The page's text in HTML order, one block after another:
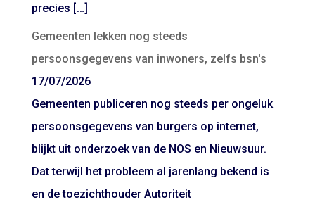
precies […]
Gemeenten lekken nog steeds
persoonsgegevens van inwoners, zelfs bsn's
17/07/2026
Gemeenten publiceren nog steeds per ongeluk
persoonsgegevens van burgers op internet,
blijkt uit onderzoek van de NOS en Nieuwsuur.
Dat terwijl het probleem al jarenlang bekend is
en de toezichthouder Autoriteit